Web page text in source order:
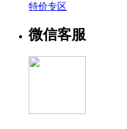
特价专区
微信客服